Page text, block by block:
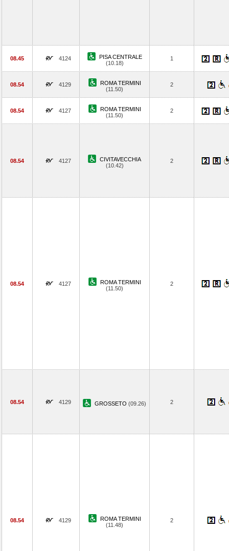
08.45 4124
PISA CENTRALE
(10.18)
1
08.54 4129
ROMA TERMINI
(11.50)
2
08.54 4127
ROMA TERMINI
(11.50)
2
08.54 4127
CIVITAVECCHIA
(10.42)
2
08.54 4127
ROMA TERMINI
(11.50)
2
08.54 4129 GROSSETO (09.26) 2
08.54 4129
ROMA TERMINI
(11.48)
2